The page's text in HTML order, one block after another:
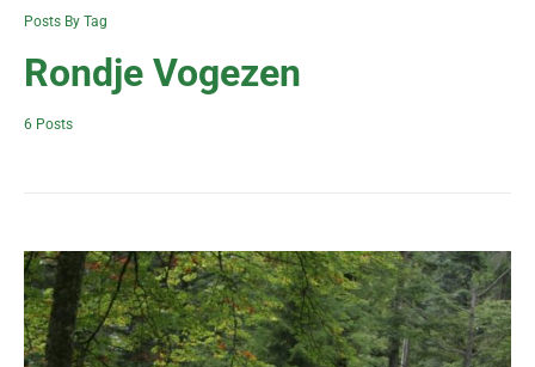
Posts By Tag
Rondje Vogezen
6 Posts